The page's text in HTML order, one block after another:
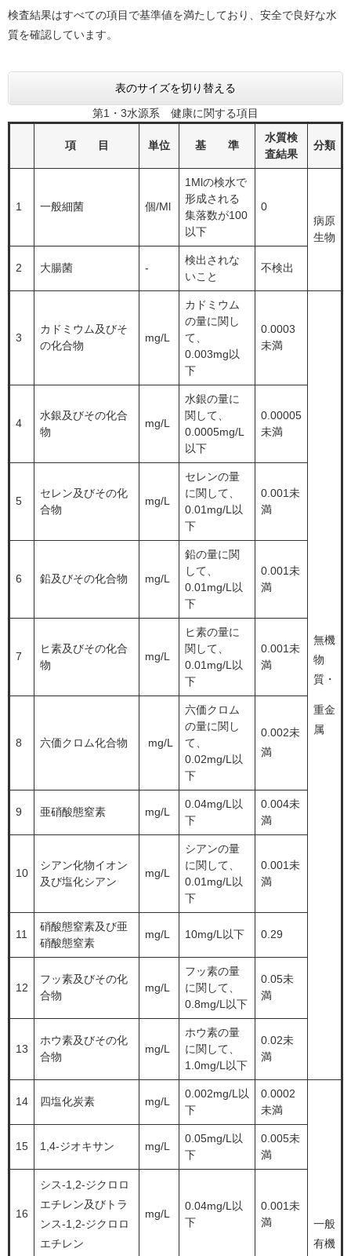
検査結果はすべての項目で基準値を満たしており、安全で良好な水
質を確認しています。
表のサイズを切り替える
第1・3水源系 健康に関する項目
項 目 単位 基 準
水質検
査結果
分類
1 一般細菌 個/Ml
1Mlの検水で
形成される
集落数が100
以下
0
病原
生物
2 大腸菌 -
検出されな
いこと
不検出
3
カドミウム及びそ
の化合物
mg/L
カドミウム
の量に関し
て、
0.003mg以
下
0.0003
未満
無機
物
質・
重金
属
4
水銀及びその化合
物
mg/L
水銀の量に
関して、
0.0005mg/L
以下
0.00005
未満
5
セレン及びその化
合物
mg/L
セレンの量
に関して、
0.01mg/L以
下
0.001未
満
6 鉛及びその化合物 mg/L
鉛の量に関
して、
0.01mg/L以
下
0.001未
満
7
ヒ素及びその化合
物
mg/L
ヒ素の量に
関して、
0.01mg/L以
下
0.001未
満
8 六価クロム化合物 mg/L
六価クロム
の量に関し
て、
0.02mg/L以
下
0.002未
満
9 亜硝酸態窒素 mg/L
0.04mg/L以
下
0.004未
満
10
シアン化物イオン
及び塩化シアン
mg/L
シアンの量
に関して、
0.01mg/L以
下
0.001未
満
11
硝酸態窒素及び亜
硝酸態窒素
mg/L 10mg/L以下 0.29
12
フッ素及びその化
合物
mg/L
フッ素の量
に関して、
0.8mg/L以下
0.05未
満
13
ホウ素及びその化
合物
mg/L
ホウ素の量
に関して、
1.0mg/L以下
0.02未
満
14 四塩化炭素 mg/L
0.002mg/L以
下
0.0002
未満
一般
有機
15 1,4-ジオキサン mg/L
0.05mg/L以
下
0.005未
満
16
シス-1,2-ジクロロ
エチレン及びトラ
ンス-1,2-ジクロロ
エチレン
mg/L
0.04mg/L以
下
0.001未
満